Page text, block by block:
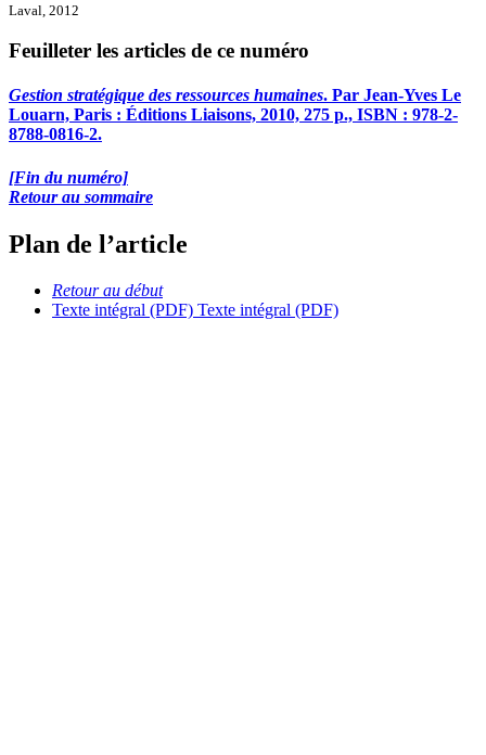
Laval, 2012
Feuilleter les articles de ce numéro
Gestion stratégique des ressources humaines. Par Jean-Yves Le
Louarn, Paris : Éditions Liaisons, 2010, 275 p., ISBN : 978-2-
8788-0816-2.
[Fin du numéro]
Retour au sommaire
Plan de l’article
Retour au début
Texte intégral (PDF) Texte intégral (PDF)